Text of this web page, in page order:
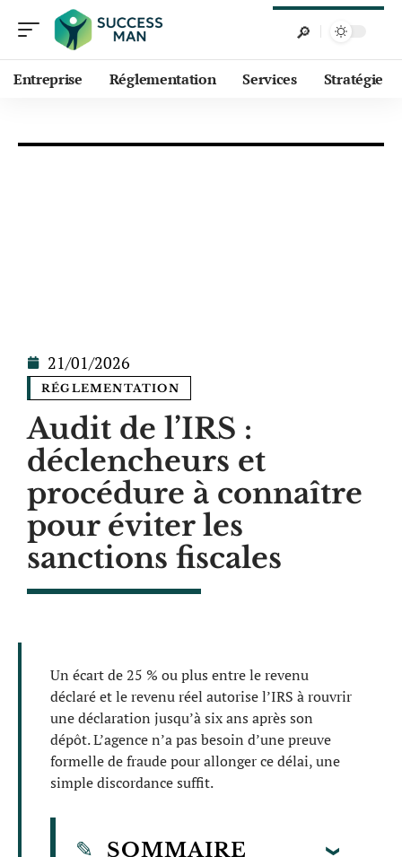
Entreprise Réglementation Services Stratégie
21/01/2026
RÉGLEMENTATION
Audit de l’IRS :
déclencheurs et
procédure à connaître
pour éviter les
sanctions fiscales
Un écart de 25 % ou plus entre le revenu
déclaré et le revenu réel autorise l’IRS à rouvrir
une déclaration jusqu’à six ans après son
dépôt. L’agence n’a pas besoin d’une preuve
formelle de fraude pour allonger ce délai, une
simple discordance suffit.
SOMMAIRE